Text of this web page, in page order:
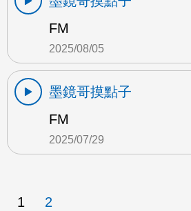
FM
2025/08/05
墨鏡哥摸點子
FM
2025/07/29
1 2